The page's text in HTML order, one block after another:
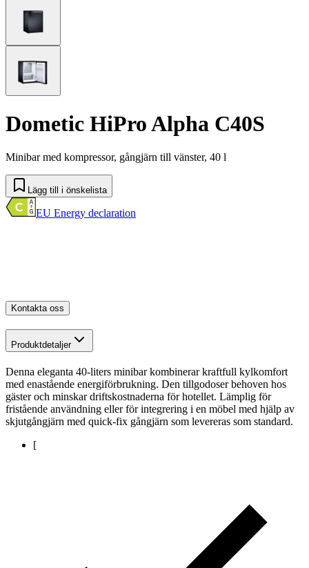
Dometic HiPro Alpha C40S
Minibar med kompressor, gångjärn till vänster, 40 l
Lägg till i önskelista
EU Energy declaration
Kontakta oss
Produktdetaljer
Denna eleganta 40-liters minibar kombinerar kraftfull kylkomfort
med enastående energiförbrukning. Den tillgodoser behoven hos
gäster och minskar driftskostnaderna för hotellet. Lämplig för
fristående användning eller för integrering i en möbel med hjälp av
skjutgångjärn med quick-fix gångjärn som levereras som standard.
[